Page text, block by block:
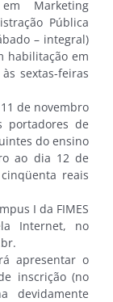
em Marketing
Pública
– integral)
habilitação em
sextas-feiras
de novembro
portadores de
do ensino
ao dia 12 de
reais
I da FIMES
Internet, no
apresentar o
inscrição (no
devidamente